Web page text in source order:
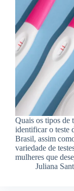
Quais os tipos de
identificar o teste
Brasil, assim
variedade de
mulheres que
Juliana